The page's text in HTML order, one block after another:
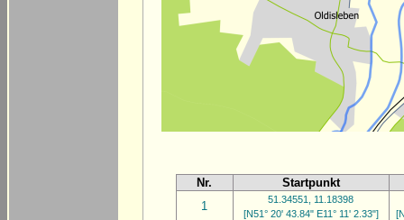
Nr.
Startpunkt
1
51.34551, 11.18398
[N51° 20' 43.84" E11° 11' 2.33"]